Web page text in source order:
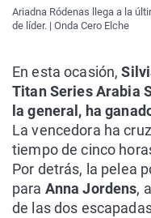
Ariadna Ródenas llega a la
de líder. | Onda Cero Elche
En esta ocasión,
Titan Series Arabia
la general, ha
La vencedora ha
tiempo de cinco
Por detrás, la pelea
para Anna Jordens,
de las dos